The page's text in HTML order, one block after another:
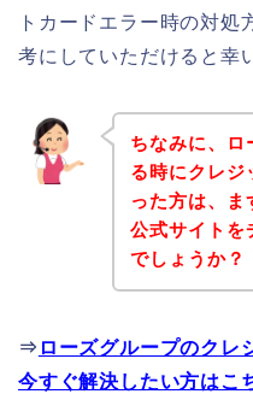
トカードエラー時の対処
考にしていただけると幸
ちなみに、ロ
る時にクレジ
った方は、ま
公式サイトを
でしょうか？
⇒ ローズグループのクレ
今すぐ解決したい方はこ